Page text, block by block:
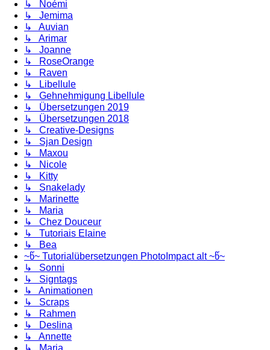
↳ Noémi
↳ Jemima
↳ Auvian
↳ Arimar
↳ Joanne
↳ RoseOrange
↳ Raven
↳ Libellule
↳ Gehnehmigung Libellule
↳ Übersetzungen 2019
↳ Übersetzungen 2018
↳ Creative-Designs
↳ Sjan Design
↳ Maxou
↳ Nicole
↳ Kitty
↳ Snakelady
↳ Marinette
↳ Maria
↳ Chez Douceur
↳ Tutoriais Elaine
↳ Bea
~წ~ Tutorialübersetzungen PhotoImpact alt ~წ~
↳ Sonni
↳ Signtags
↳ Animationen
↳ Scraps
↳ Rahmen
↳ Deslina
↳ Annette
↳ Maria